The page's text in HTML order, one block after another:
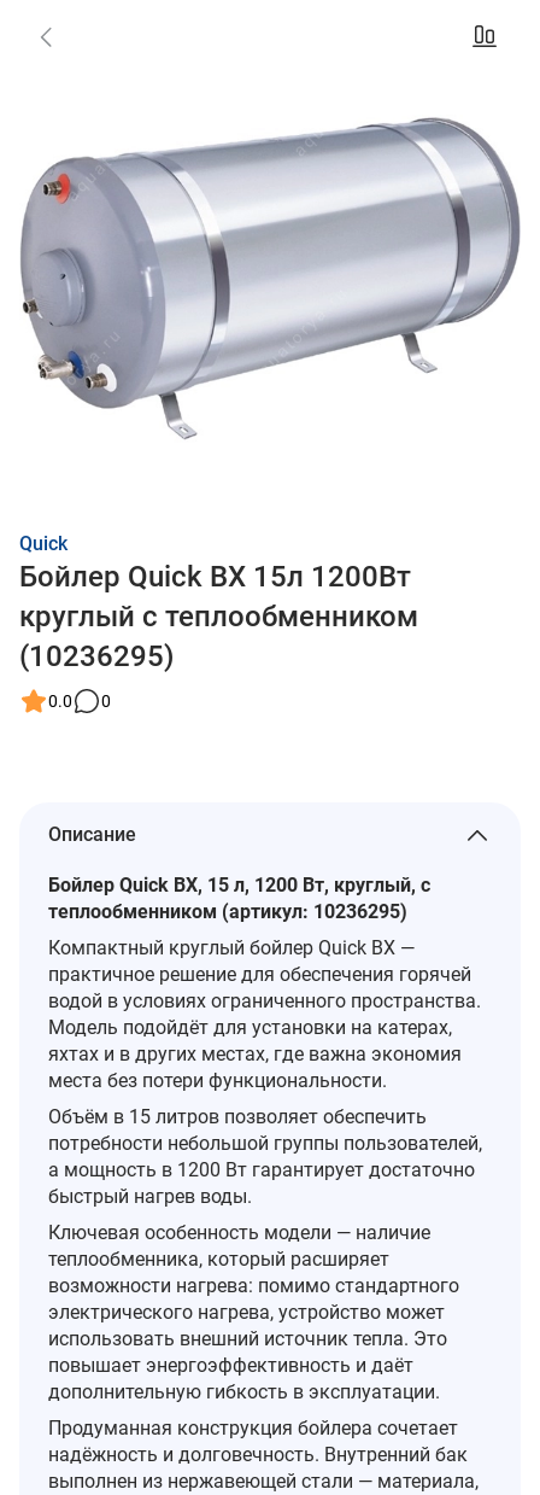
Quick
Бойлер Quick BX 15л 1200Вт
круглый с теплообменником
(10236295)
0.0 0
Описание
Бойлер Quick BX, 15 л, 1200 Вт, круглый, с
теплообменником (артикул: 10236295)
Компактный круглый бойлер Quick BX —
практичное решение для обеспечения горячей
водой в условиях ограниченного пространства.
Модель подойдёт для установки на катерах,
яхтах и в других местах, где важна экономия
места без потери функциональности.
Объём в 15 литров позволяет обеспечить
потребности небольшой группы пользователей,
а мощность в 1200 Вт гарантирует достаточно
быстрый нагрев воды.
Ключевая особенность модели — наличие
теплообменника, который расширяет
возможности нагрева: помимо стандартного
электрического нагрева, устройство может
использовать внешний источник тепла. Это
повышает энергоэффективность и даёт
дополнительную гибкость в эксплуатации.
Продуманная конструкция бойлера сочетает
надёжность и долговечность. Внутренний бак
выполнен из нержавеющей стали — материала,